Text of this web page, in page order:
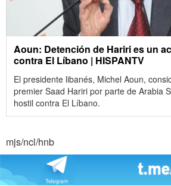
Aoun: Detención de Hariri es un
contra El Líbano | HISPANTV
El presidente libanés, Michel Aoun,
premier Saad Hariri por parte de Arabia
hostil contra El Líbano.
mjs/ncl/hnb